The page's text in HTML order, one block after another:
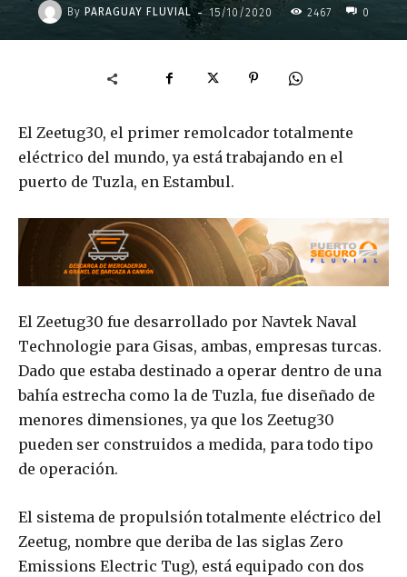
By PARAGUAY FLUVIAL - 15/10/2020 2467 0
El Zeetug30, el primer remolcador totalmente
eléctrico del mundo, ya está trabajando en el
puerto de Tuzla, en Estambul.
El Zeetug30 fue desarrollado por Navtek Naval
Technologie para Gisas, ambas, empresas turcas.
Dado que estaba destinado a operar dentro de una
bahía estrecha como la de Tuzla, fue diseñado de
menores dimensiones, ya que los Zeetug30
pueden ser construidos a medida, para todo tipo
de operación.
El sistema de propulsión totalmente eléctrico del
Zeetug, nombre que deriba de las siglas Zero
Emissions Electric Tug), está equipado con dos